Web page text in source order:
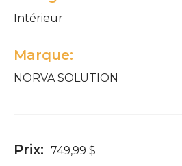
Intérieur
Marque:
NORVA SOLUTION
Prix: 749,99 $